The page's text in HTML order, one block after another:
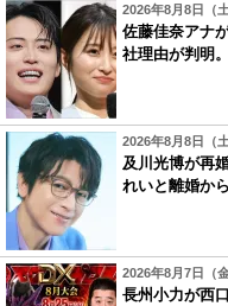
2026年8月8日（
佐藤佳奈アナ
社理由が判明
2026年8月8日（
及川光博が再
れいと離婚か
2026年8月7日（
長州小力が西